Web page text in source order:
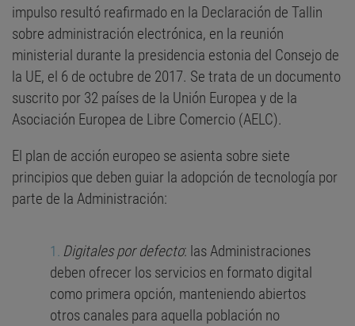
impulso resultó reafirmado en la Declaración de Tallin
sobre administración electrónica, en la reunión
ministerial durante la presidencia estonia del Consejo de
la UE, el 6 de octubre de 2017. Se trata de un documento
suscrito por 32 países de la Unión Europea y de la
Asociación Europea de Libre Comercio (AELC).
El plan de acción europeo se asienta sobre siete
principios que deben guiar la adopción de tecnología por
parte de la Administración:
Digitales por defecto: las Administraciones
deben ofrecer los servicios en formato digital
como primera opción, manteniendo abiertos
otros canales para aquella población no